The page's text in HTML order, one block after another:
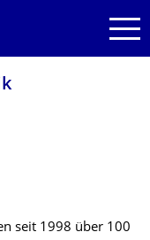
seit 1998 über 100